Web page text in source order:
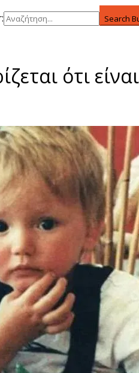
Search
ότι